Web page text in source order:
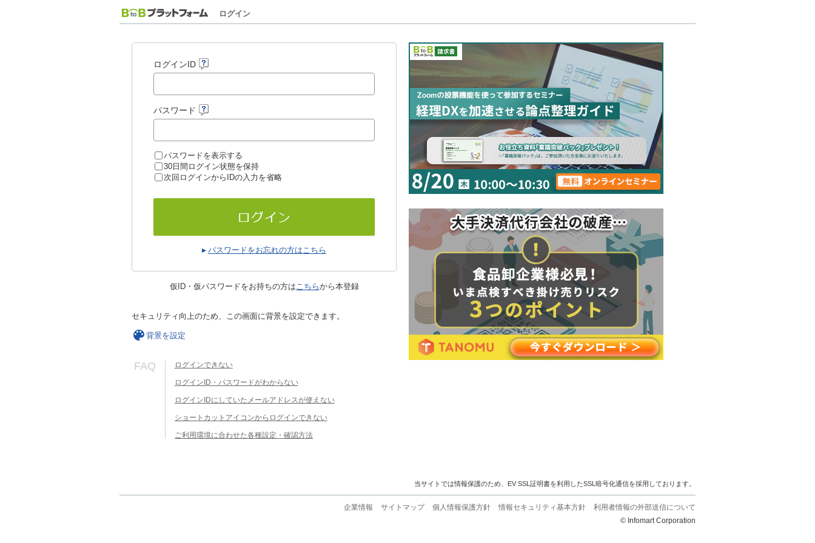
ログイン
ログインID
パスワード
パスワードを表示する
30日間ログイン状態を保持
次回ログインからIDの入力を省略
パスワードをお忘れの方はこちら
仮ID・仮パスワードをお持ちの方はこちらから本登録
セキュリティ向上のため、この画面に背景を設定できます。
背景を設定
FAQ ログインできない
ログインID・パスワードがわからない
ログインIDにしていたメールアドレスが使えない
ショートカットアイコンからログインできない
ご利用環境に合わせた各種設定・確認方法
当サイトでは情報保護のため、EV SSL証明書を利用したSSL暗号化通信を採用しております。
企業情報 サイトマップ 個人情報保護方針 情報セキュリティ基本方針
利用者情報の外部送信について
© Infomart Corporation